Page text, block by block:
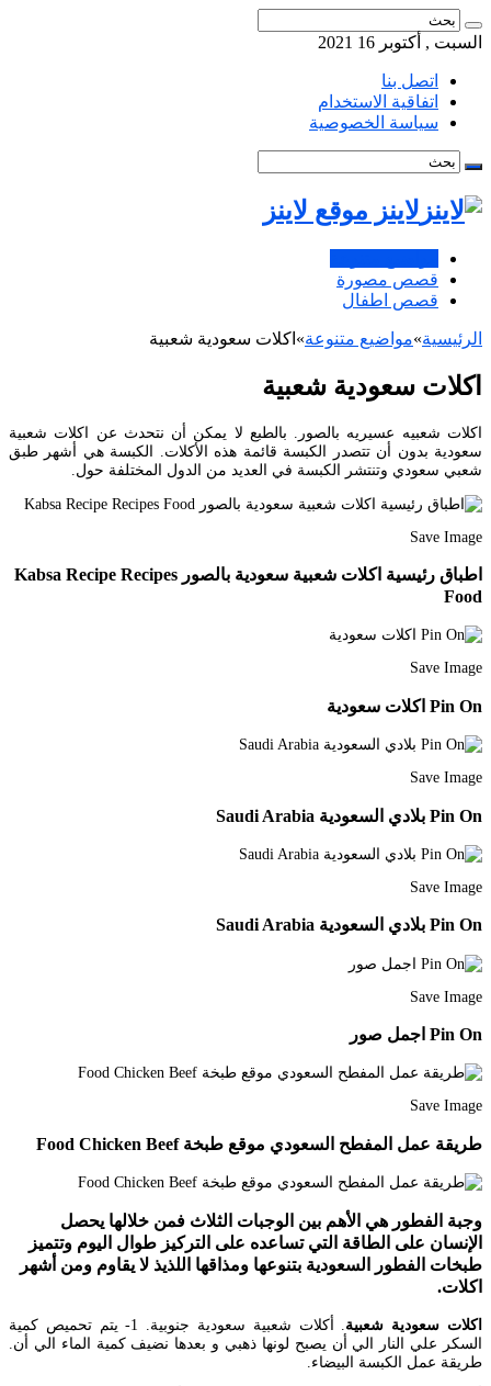
السبت , أكتوبر 16 2021
اتصل بنا
اتفاقية الاستخدام
سياسة الخصوصية
لاينز موقع لاينز
قصص مصورة
قصص اطفال
الرئيسية»مواضيع متنوعة» اكلات سعودية شعبية
اكلات سعودية شعبية
اكلات شعبيه عسيريه بالصور. بالطبع لا يمكن أن نتحدث عن اكلات شعبية
سعودية بدون أن تتصدر الكبسة قائمة هذه الأكلات. الكبسة هي أشهر طبق
شعبي سعودي وتنتشر الكبسة في العديد من الدول المختلفة حول.
Save Image
اطباق رئيسية اكلات شعبية سعودية بالصور Kabsa Recipe Recipes
Food
Save Image
Pin On اكلات سعودية
Save Image
Pin On بلادي السعودية Saudi Arabia
Save Image
Pin On بلادي السعودية Saudi Arabia
Save Image
Pin On اجمل صور
Save Image
طريقة عمل المفطح السعودي موقع طبخة Food Chicken Beef
وجبة الفطور هي الأهم بين الوجبات الثلاث فمن خلالها يحصل
الإنسان على الطاقة التي تساعده على التركيز طوال اليوم وتتميز
طبخات الفطور السعودية بتنوعها ومذاقها اللذيذ لا يقاوم ومن أشهر
اكلات.
اكلات سعودية شعبية
. أكلات شعبية سعودية جنوبية. 1- يتم تحميص كمية
السكر علي النار الي أن يصبح لونها ذهبي و بعدها نضيف كمية الماء الي أن.
طريقة عمل الكبسة البيضاء.